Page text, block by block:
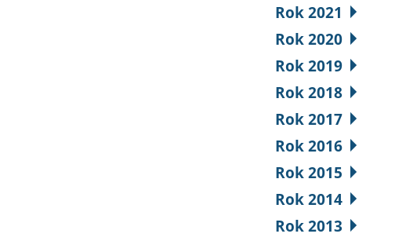
Rok 2021
Rok 2020
Rok 2019
Rok 2018
Rok 2017
Rok 2016
Rok 2015
Rok 2014
Rok 2013